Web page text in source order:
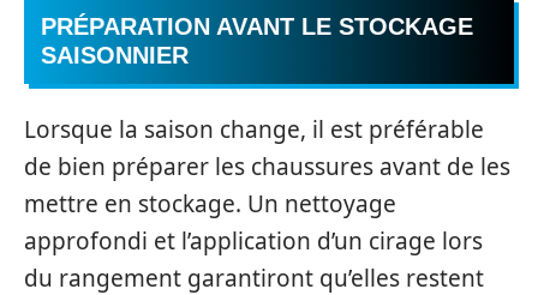
PRÉPARATION AVANT LE STOCKAGE
SAISONNIER
Lorsque la saison change, il est préférable
de bien préparer les chaussures avant de les
mettre en stockage. Un nettoyage
approfondi et l’application d’un cirage lors
du rangement garantiront qu’elles restent